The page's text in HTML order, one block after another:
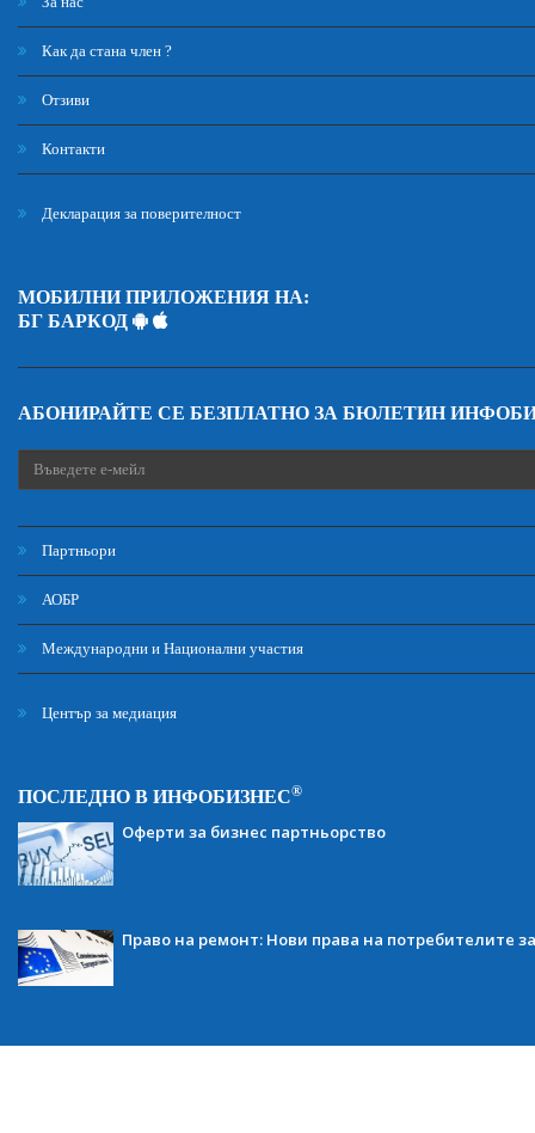
Как да стана член ?
Отзиви
Контакти
Декларация за поверителност
МОБИЛНИ ПРИЛОЖЕНИЯ НА:
БГ БАРКОД
АБОНИРАЙТЕ СЕ БЕЗПЛАТНО ЗА БЮЛЕТИН
Партньори
АОБР
Международни и Национални участия
Център за медиация
ПОСЛЕДНО В ИНФОБИЗНЕС®
Оферти за бизнес партньорство
Право на ремонт: Нови права на потребителите